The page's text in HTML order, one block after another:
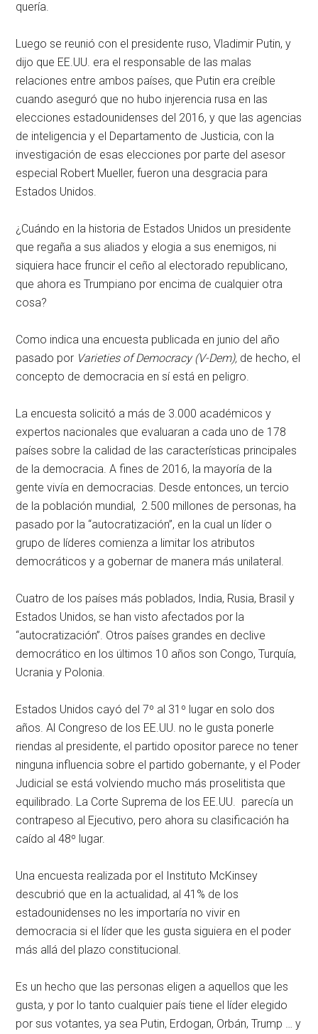
quería.
Luego se reunió con el presidente ruso, Vladimir Putin, y
dijo que EE.UU. era el responsable de las malas
relaciones entre ambos países, que Putin era creíble
cuando aseguró que no hubo injerencia rusa en las
elecciones estadounidenses del 2016, y que las agencias
de inteligencia y el Departamento de Justicia, con la
investigación de esas elecciones por parte del asesor
especial Robert Mueller, fueron una desgracia para
Estados Unidos.
¿Cuándo en la historia de Estados Unidos un presidente
que regaña a sus aliados y elogia a sus enemigos, ni
siquiera hace fruncir el ceño al electorado republicano,
que ahora es Trumpiano por encima de cualquier otra
cosa?
Como indica una encuesta publicada en junio del año
pasado por Varieties of Democracy (V-Dem), de hecho, el
concepto de democracia en sí está en peligro.
La encuesta solicitó a más de 3.000 académicos y
expertos nacionales que evaluaran a cada uno de 178
países sobre la calidad de las características principales
de la democracia. A fines de 2016, la mayoría de la
gente vivía en democracias. Desde entonces, un tercio
de la población mundial, 2.500 millones de personas, ha
pasado por la “autocratización”, en la cual un líder o
grupo de líderes comienza a limitar los atributos
democráticos y a gobernar de manera más unilateral.
Cuatro de los países más poblados, India, Rusia, Brasil y
Estados Unidos, se han visto afectados por la
“autocratización”. Otros países grandes en declive
democrático en los últimos 10 años son Congo, Turquía,
Ucrania y Polonia.
Estados Unidos cayó del 7º al 31º lugar en solo dos
años. Al Congreso de los EE.UU. no le gusta ponerle
riendas al presidente, el partido opositor parece no tener
ninguna influencia sobre el partido gobernante, y el Poder
Judicial se está volviendo mucho más proselitista que
equilibrado. La Corte Suprema de los EE.UU. parecía un
contrapeso al Ejecutivo, pero ahora su clasificación ha
caído al 48º lugar.
Una encuesta realizada por el Instituto McKinsey
descubrió que en la actualidad, al 41% de los
estadounidenses no les importaría no vivir en
democracia si el líder que les gusta siguiera en el poder
más allá del plazo constitucional.
Es un hecho que las personas eligen a aquellos que les
gusta, y por lo tanto cualquier país tiene el líder elegido
por sus votantes, ya sea Putin, Erdogan, Orbán, Trump … y